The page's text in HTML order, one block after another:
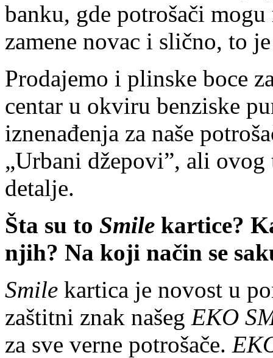
banku, gde potrošači
zamene novac i slično, to
Prodajemo i plinske boce
centar u okviru benziske
iznenađenja za naše
„Urbani džepovi”, ali
detalje.
Šta su to Smile kartice?
njih? Na koji način se
Smile kartica je novost u
zaštitni znak našeg EKO
za sve verne potrošače.